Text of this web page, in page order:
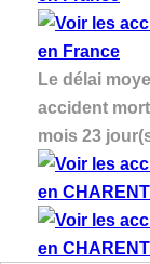
Le délai
accident
mois 23